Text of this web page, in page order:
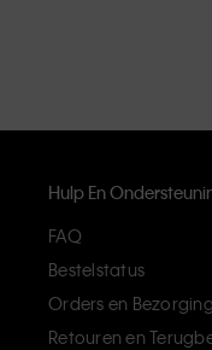
Hulp En
FAQ
Bestelstatus
Orders en Bezorging
Retouren en